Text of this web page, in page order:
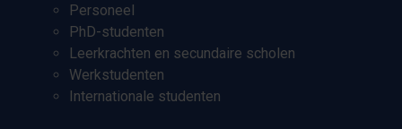
Personeel
PhD-studenten
Leerkrachten en secundaire scholen
Werkstudenten
Internationale studenten